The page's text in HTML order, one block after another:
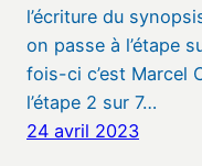
l’écriture du
on passe à l’étape
fois-ci c’est Marcel
l’étape 2 sur 7…
24 avril 2023